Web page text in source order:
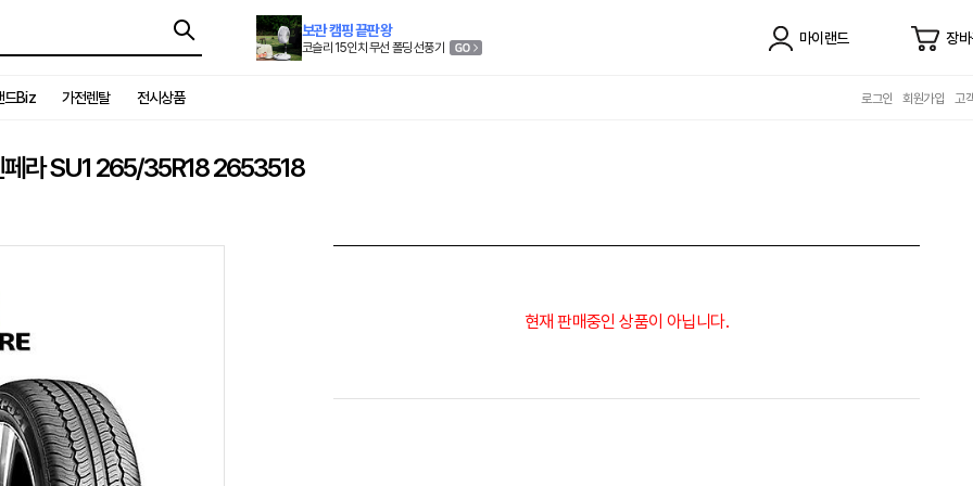
보관 캠핑 끝판왕
코슬리 15인치 무선 폴딩 선풍기
마이랜드 장
드Biz 가전렌탈 전시상품 로그인 회원가입 고
페라 SU1 265/35R18 2653518
현재 판매중인 상품이 아닙니다.